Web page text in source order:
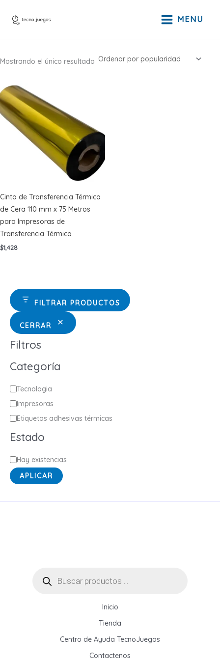
MENU
FILTRAR PRODUCTOS
CERRAR
Filtros
Categoría
C
a
t
g
o
r
Tecnologia
Impresoras
Etiquetas adhesivas térmicas
Estado
E
s
a
Hay existencias
APLICAR
Mostrando el único resultado
Cinta de Transferencia Térmica
de Cera 110 mm x 75 Metros
para Impresoras de
Transferencia Térmica
$1,428
productos
Inicio
Tienda
Centro de Ayuda TecnoJuegos
Contactenos